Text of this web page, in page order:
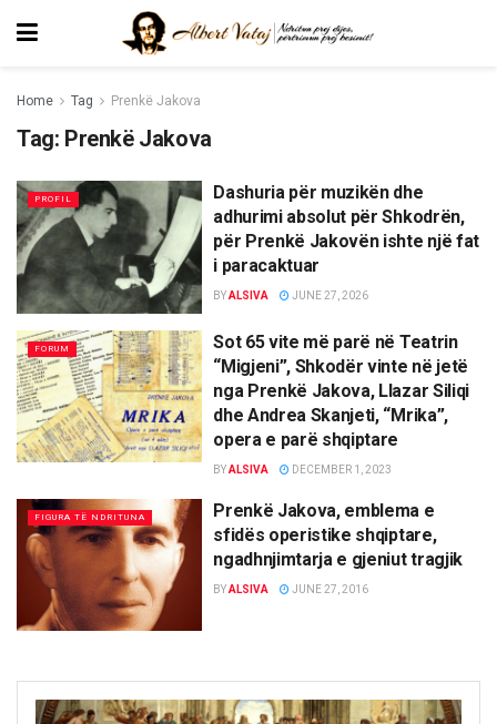
Home Tag Prenkë Jakova
Tag: Prenkë Jakova
PROFIL
Dashuria për muzikën dhe
adhurimi absolut për Shkodrën,
për Prenkë Jakovën ishte një fat
i paracaktuar
BYALSIVA JUNE 27, 2026
FORUM
Sot 65 vite më parë në Teatrin
“Migjeni”, Shkodër vinte në jetë
nga Prenkë Jakova, Llazar Siliqi
dhe Andrea Skanjeti, “Mrika”,
opera e parë shqiptare
BYALSIVA DECEMBER 1, 2023
FIGURA TË NDRITUNA
Prenkë Jakova, emblema e
sfidës operistike shqiptare,
ngadhnjimtarja e gjeniut tragjik
BYALSIVA JUNE 27, 2016